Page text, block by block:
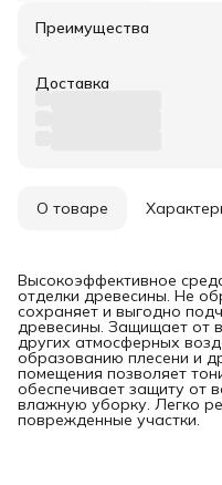
Преимущества
Оплата частями в
Удобный возврат
Доставка
О товаре
Высокоэффективное
отделки древесины. Не
сохраняет и выгодно
древесины. Защищает от
других атмосферных
образованию плесени и
помещения позволяет
обеспечивает защиту от
влажную уборку. Легко
поврежденные участки.